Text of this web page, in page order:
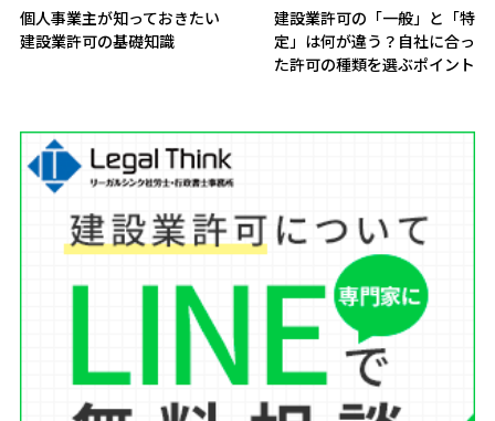
個人事業主が知っておきたい
建設業許可の基礎知識
建設業許可の「一般」と「特
定」は何が違う？自社に合っ
た許可の種類を選ぶポイント